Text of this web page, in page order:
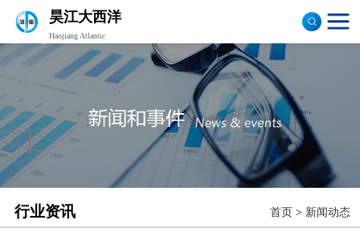
昊江大西洋
Haojiang Atlantic
行业资讯 首页 > 新闻动态
验布机
打卷机
切边机
布匹包装机